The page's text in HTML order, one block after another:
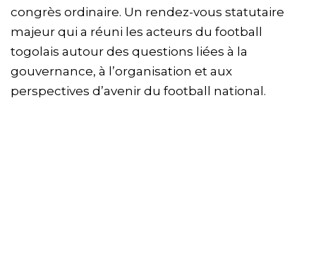
congrès ordinaire. Un rendez-vous statutaire
majeur qui a réuni les acteurs du football
togolais autour des questions liées à la
gouvernance, à l’organisation et aux
perspectives d’avenir du football national.